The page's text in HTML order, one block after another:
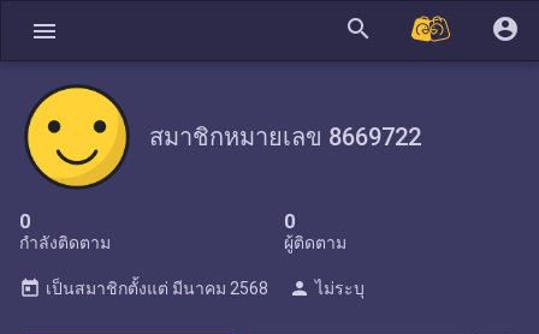
menu search account_circle
สมาชิกหมายเลข 8669722
0
กำลังติดตาม
0
ผู้ติดตาม
today เป็นสมาชิกตั้งแต่ มีนาคม 2568 person ไม่ระบุ